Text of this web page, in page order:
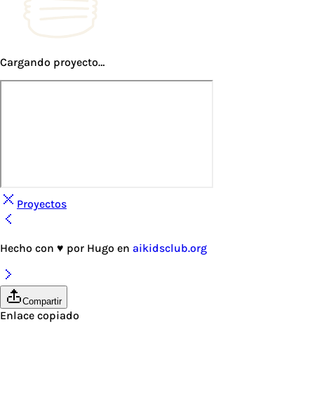
Cargando proyecto…
Proyectos
Hecho con ♥ por Hugo en aikidsclub.org
Compartir
Enlace copiado